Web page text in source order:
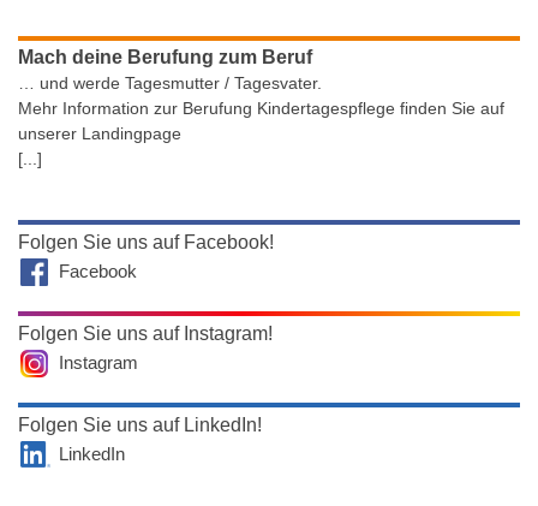
Mach deine Berufung zum Beruf
… und werde Tagesmutter / Tagesvater.
Mehr Information zur Berufung Kindertagespflege finden Sie auf
unserer Landingpage
[...]
Folgen Sie uns auf Facebook!
Facebook
Folgen Sie uns auf Instagram!
Instagram
Folgen Sie uns auf LinkedIn!
LinkedIn